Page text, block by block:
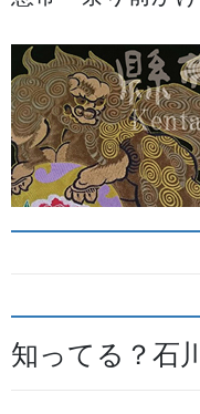
獅子舞
知ってる？石